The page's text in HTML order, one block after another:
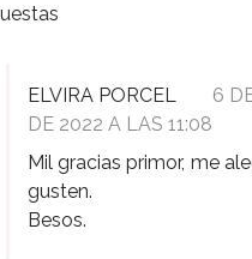
ELVIRA PORCEL
6
DE 2022 A LAS 11:08
Mil gracias primor, me
gusten.
Besos.